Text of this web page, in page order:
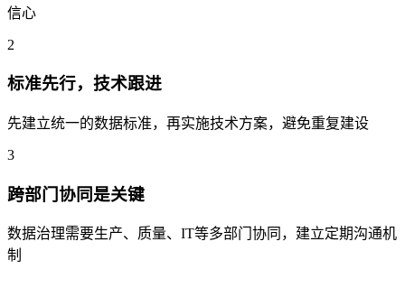
信心
2
标准先行，技术跟进
先建立统一的数据标准，再实施技术方案，避免重复建设
3
跨部门协同是关键
数据治理需要生产、质量、IT等多部门协同，建立定期沟通机
制